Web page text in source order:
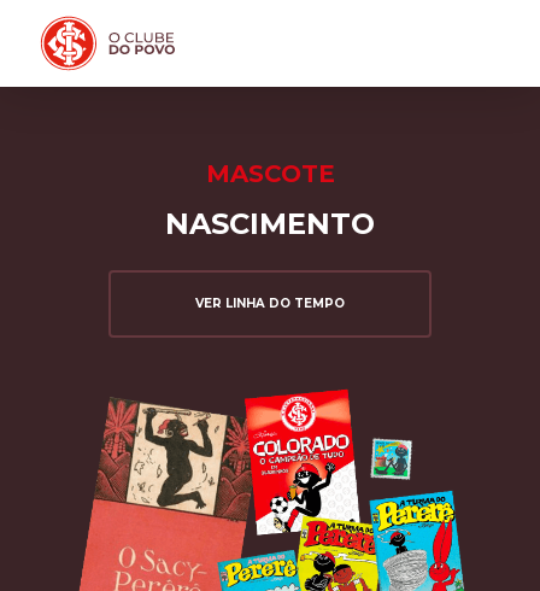
MASCOTE
NASCIMENTO
VER LINHA DO TEMPO